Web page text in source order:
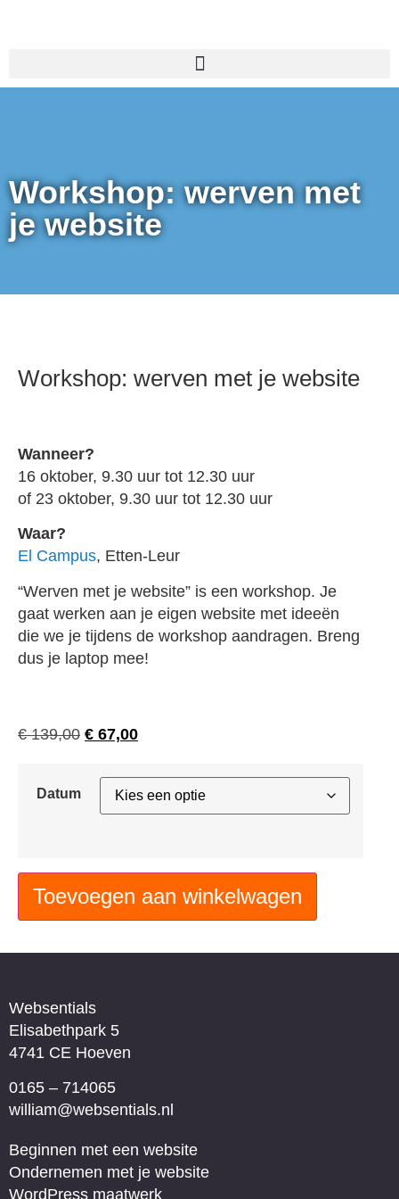
Workshop: werven met
je website
Workshop: werven met je website
Wanneer?
16 oktober, 9.30 uur tot 12.30 uur
of 23 oktober, 9.30 uur tot 12.30 uur
Waar?
El Campus, Etten-Leur
“Werven met je website” is een workshop. Je
gaat werken aan je eigen website met ideeën
die we je tijdens de workshop aandragen. Breng
dus je laptop mee!
€139,00 € 67,00
Datum
Toevoegen aan winkelwagen
Websentials
Elisabethpark 5
4741 CE Hoeven
0165 – 714065
william@websentials.nl
Beginnen met een website
Ondernemen met je website
WordPress maatwerk